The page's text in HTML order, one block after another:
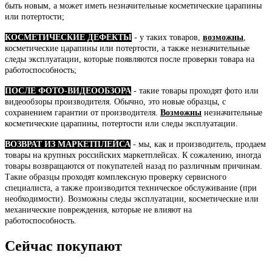
быть новым, а может иметь незначительные косметические царапины
или потертости;
КОСМЕТИЧЕСКИЕ ДЕФЕКТЫ - у таких товаров, возможны
косметические царапины или потертости, а также незначительные
следы эксплуатации, которые появляются после проверки товара на
работоспособность;
ПОСЛЕ ФОТО-ВИДЕООБЗОРА - такие товары проходят фото или
видеообзоры производителя. Обычно, это новые образцы, с
сохранением гарантии от производителя. Возможны незначительные
косметические царапины, потертости или следы эксплуатации.
ВОЗВРАТ ИЗ МАРКЕТПЛЕЙСА - мы, как и производитель, продаем
товары на крупных российских маркетплейсах. К сожалению, иногда
товары возвращаются от покупателей назад по различным причинам.
Такие образцы проходят комплексную проверку сервисного
специалиста, а также производится техническое обслуживание (при
необходимости). Возможны следы эксплуатации, косметические или
механические повреждения, которые не влияют на
работоспособность.
Сейчас покупают